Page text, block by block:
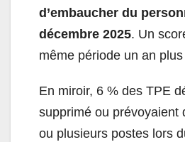
d’embaucher du
décembre 2025. Un
même période un an plus
En miroir, 6 % des TPE
supprimé ou prévoyaient
ou plusieurs postes lors